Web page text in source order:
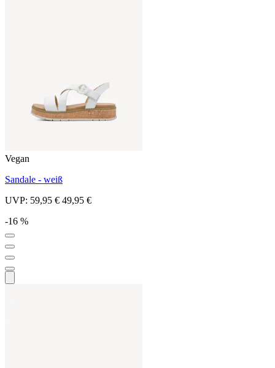
Vegan
Sandale - weiß
UVP: 59,95 € 49,95 €
-16 %